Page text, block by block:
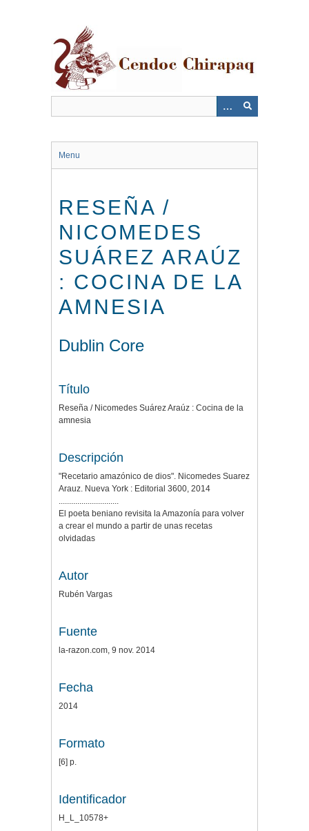
Menu
RESEÑA /
NICOMEDES
SUÁREZ ARAÚZ
: COCINA DE LA
AMNESIA
Dublin Core
Título
Reseña / Nicomedes Suárez Araúz : Cocina de la
amnesia
Descripción
"Recetario amazónico de dios". Nicomedes Suarez
Arauz. Nueva York : Editorial 3600, 2014
.............................
El poeta beniano revisita la Amazonía para volver
a crear el mundo a partir de unas recetas
olvidadas
Autor
Rubén Vargas
Fuente
la-razon.com, 9 nov. 2014
Fecha
2014
Formato
[6] p.
Identificador
H_L_10578+